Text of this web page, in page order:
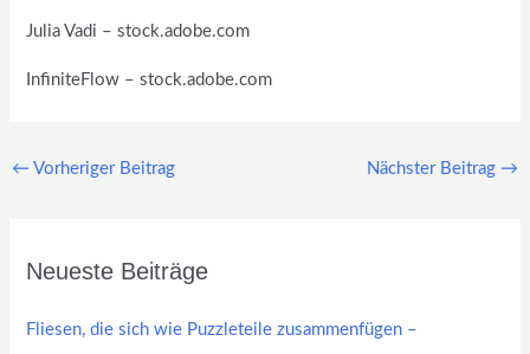
Julia Vadi – stock.adobe.com
InfiniteFlow – stock.adobe.com
← Vorheriger Beitrag Nächster Beitrag →
Neueste Beiträge
Fliesen, die sich wie Puzzleteile zusammenfügen –